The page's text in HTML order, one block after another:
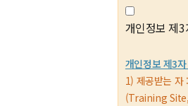
개인정보 제
개인정보 제3
1) 제공받는 자
(Training